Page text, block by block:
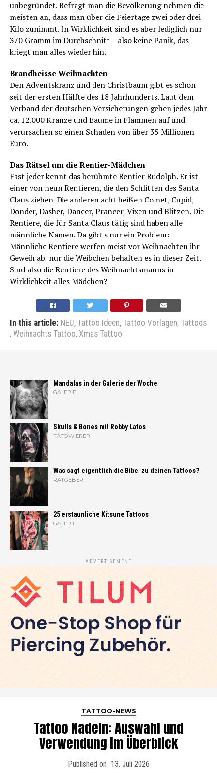
unbegründet. Befragt man die Bevölkerung nehmen die
meisten an, dass man über die Feiertage zwei oder drei
Kilo zunimmt. In Wirklichkeit sind es aber lediglich nur
370 Gramm im Durchschnitt – also keine Panik, das
kriegt man alles wieder hin.
Brandheisse Weihnachten
Den Adventskranz und den Christbaum gibt es schon
seit der ersten Hälfte des 18 Jahrhunderts. Laut dem
Verband der deutschen Versicherungen gehen jedes Jahr
ca. 12.000 Kränze und Bäume in Flammen auf und
verursachen so einen Schaden von über 35 Millionen
Euro.
Das Rätsel um die Rentier-Mädchen
Fast jeder kennt das berühmte Rentier Rudolph. Er ist
einer von neun Rentieren, die den Schlitten des Santa
Claus ziehen. Die anderen acht heißen Comet, Cupid,
Donder, Dasher, Dancer, Prancer, Vixen und Blitzen. Die
Rentiere, die für Santa Claus tätig sind haben alle
männliche Namen. Da gibt s nur ein Problem:
Männliche Rentiere werfen meist vor Weihnachten ihr
Geweih ab, nur die Weibchen behalten es in dieser Zeit.
Sind also die Rentiere des Weihnachtsmanns in
Wirklichkeit alles Mädchen?
In this article: NEU, Tattoo Ideen, Tattoo Vorlagen, Tattoos
, Weihnachts Tattoo, Xmas Tattoo
Mandalas in der Galerie der Woche
GALERIE
Skulls & Bones mit Robby Latos
TÄTOWIERER
Was sagt eigentlich die Bibel zu deinen Tattoos?
RATGEBER
25 erstaunliche Kitsune Tattoos
GALERIE
ADVERTISEMENT
TATTOO-NEWS
Tattoo Nadeln: Auswahl und
Verwendung im Überblick
Published on 13. Juli 2026